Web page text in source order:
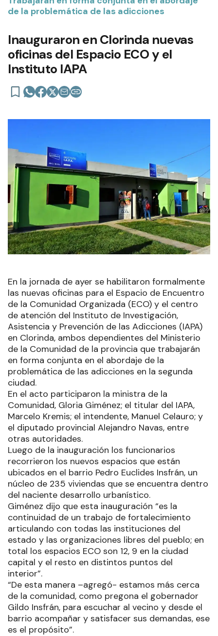
de la problemática de las adicciones
Inauguraron en Clorinda nuevas
oficinas del Espacio ECO y el
Instituto IAPA
En la jornada de ayer se habilitaron formalmente
las nuevas oficinas para el Espacio de Encuentro
de la Comunidad Organizada (ECO) y el centro
de atención del Instituto de Investigación,
Asistencia y Prevención de las Adicciones (IAPA)
en Clorinda, ambos dependientes del Ministerio
de la Comunidad de la provincia que trabajarán
en forma conjunta en el abordaje de la
problemática de las adicciones en la segunda
ciudad.
En el acto participaron la ministra de la
Comunidad, Gloria Giménez; el titular del IAPA,
Marcelo Kremis; el intendente, Manuel Celauro; y
el diputado provincial Alejandro Navas, entre
otras autoridades.
Luego de la inauguración los funcionarios
recorrieron los nuevos espacios que están
ubicados en el barrio Pedro Euclides Insfrán, un
núcleo de 235 viviendas que se encuentra dentro
del naciente desarrollo urbanístico.
Giménez dijo que esta inauguración “es la
continuidad de un trabajo de fortalecimiento
articulando con todas las instituciones del
estado y las organizaciones libres del pueblo; en
total los espacios ECO son 12, 9 en la ciudad
capital y el resto en distintos puntos del
interior”.
“De esta manera –agregó- estamos más cerca
de la comunidad, como pregona el gobernador
Gildo Insfrán, para escuchar al vecino y desde el
barrio acompañar y satisfacer sus demandas, ese
es el propósito”.